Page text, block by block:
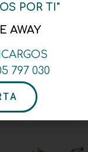
o
POR TI"
AWAY
797 030